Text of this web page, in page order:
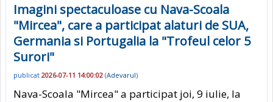
Imagini spectaculoase cu Nava-Scoala
"Mircea", care a participat alaturi de SUA,
Germania si Portugalia la "Trofeul celor 5
Surori"
publicat 2026-07-11 14:00:02 (Adevarul)
Nava-Scoala "Mircea" a participat joi, 9 iulie, la